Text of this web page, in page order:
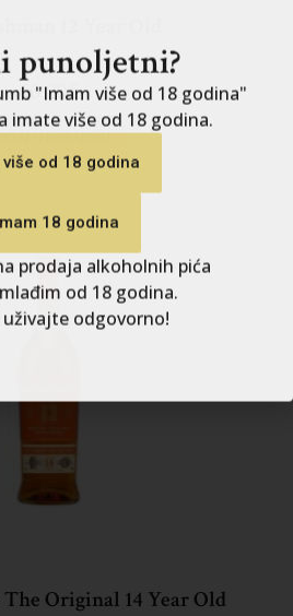
66.20€
U KOŠARICU
Original 14 Year Old
"Imam više od 18 godina"
imate više od 18 godina.
više od 18 godina
prodaja alkoholnih pića
od 18 godina.
odgovorno!